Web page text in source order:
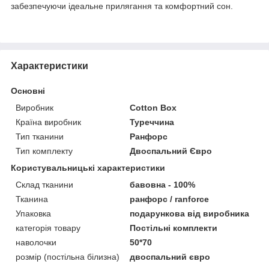
забезпечуючи ідеальне прилягання та комфортний сон.
Характеристики
Основні
Виробник
Cotton Box
Країна виробник
Туреччина
Тип тканини
Ранфорс
Тип комплекту
Двоспальний Євро
Користувальницькі характеристики
Склад тканини
бавовна - 100%
Тканина
ранфорс / ranforce
Упаковка
подарункова від виробника
категорія товару
Постільні комплекти
наволочки
50*70
розмір (постільна білизна)
двоспальний євро